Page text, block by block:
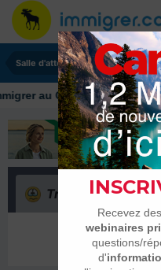
Salle d'attente - échanges de
au Canada: ressources
Triste (0)
Il n’y a